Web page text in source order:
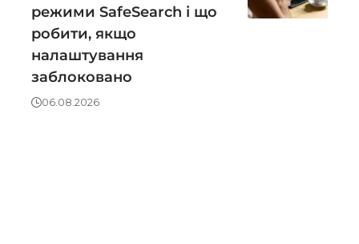
режими SafeSearch і що
робити, якщо
налаштування
заблоковано
06.08.2026